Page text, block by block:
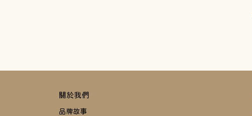
關於我們
品牌故事